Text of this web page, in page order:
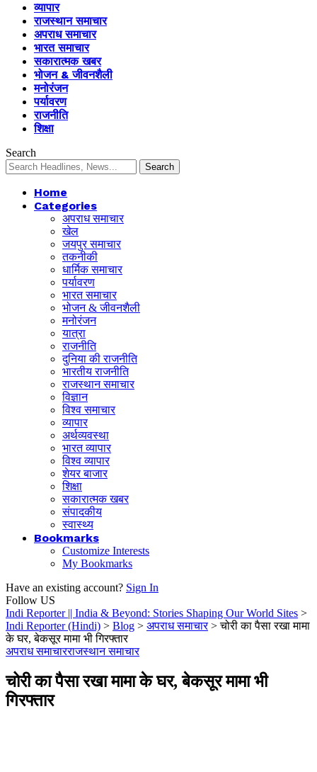
व्यापार
राजस्थान समाचार
अपराध समाचार
भारत समाचार
सकारात्मक खबर
भोजन & जीवनशैली
मनोरंजन
पर्यावरण
राजनीति
शिक्षा
Search
Home
Categories
अपराध समाचार
खेल
जयपुर समाचार
तकनीकी
धार्मिक समाचार
पर्यावरण
भारत समाचार
भोजन & जीवनशैली
मनोरंजन
यात्रा
राजनीति
दुनिया की राजनीति
भारतीय राजनीति
राजस्थान समाचार
विज्ञान
विश्व समाचार
व्यापार
अर्थव्यवस्था
भारत व्यापार
विश्व व्यापार
शेयर बाजार
शिक्षा
सकारात्मक खबर
संपादकीय
स्वास्थ्य
Bookmarks
Customize Interests
My Bookmarks
Have an existing account? Sign In
Follow US
Indi Reporter || India & Beyond: Stories Shaping Our World Sites >
Indi Reporter (Hindi) > Blog > अपराध समाचार>चोरी का पैसा रखा मामा
के घर, बेकसूर मामा भी गिरफ्तार
अपराध समाचारराजस्थान समाचार
चोरी का पैसा रखा मामा के घर, बेकसूर मामा भी
गिरफ्तार